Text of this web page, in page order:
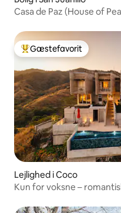
Casa de Paz (House of
Bedste gæstefavorit
Gæstefavorit
Lejlighed i Coco
Kun for voksne –